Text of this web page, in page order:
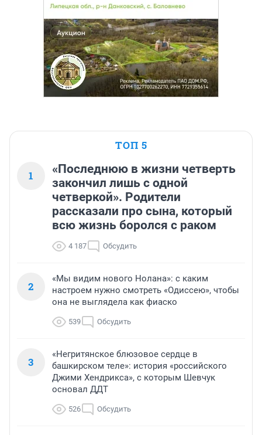
ТОП 5
1
«Последнюю в жизни четверть
закончил лишь с одной
четверкой». Родители
рассказали про сына, который
всю жизнь боролся с раком
4 187 Обсудить
2
«Мы видим нового Нолана»: с каким
настроем нужно смотреть «Одиссею», чтобы
она не выглядела как фиаско
539 Обсудить
3
«Негритянское блюзовое сердце в
башкирском теле»: история «российского
Джими Хендрикса», с которым Шевчук
основал ДДТ
526 Обсудить